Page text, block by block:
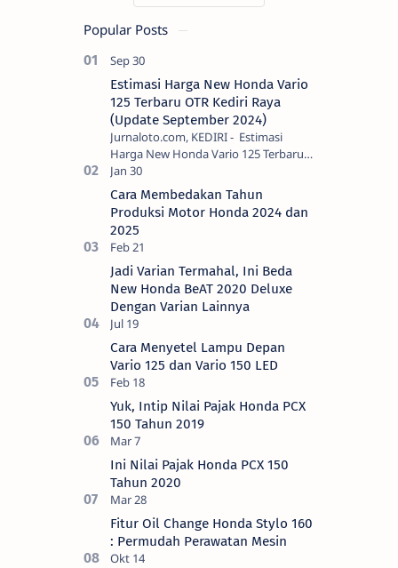
Popular Posts
Estimasi Harga New Honda Vario
125 Terbaru OTR Kediri Raya
(Update September 2024)
Jurnaloto.com, KEDIRI - Estimasi
Harga New Honda Vario 125 Terbaru
OTR Kediri Raya (Update September
2024) Brosis sekalian, PT Astra Honda
Motor (AH…
Cara Membedakan Tahun
Produksi Motor Honda 2024 dan
2025
Jadi Varian Termahal, Ini Beda
New Honda BeAT 2020 Deluxe
Dengan Varian Lainnya
Cara Menyetel Lampu Depan
Vario 125 dan Vario 150 LED
Yuk, Intip Nilai Pajak Honda PCX
150 Tahun 2019
Ini Nilai Pajak Honda PCX 150
Tahun 2020
Fitur Oil Change Honda Stylo 160
: Permudah Perawatan Mesin